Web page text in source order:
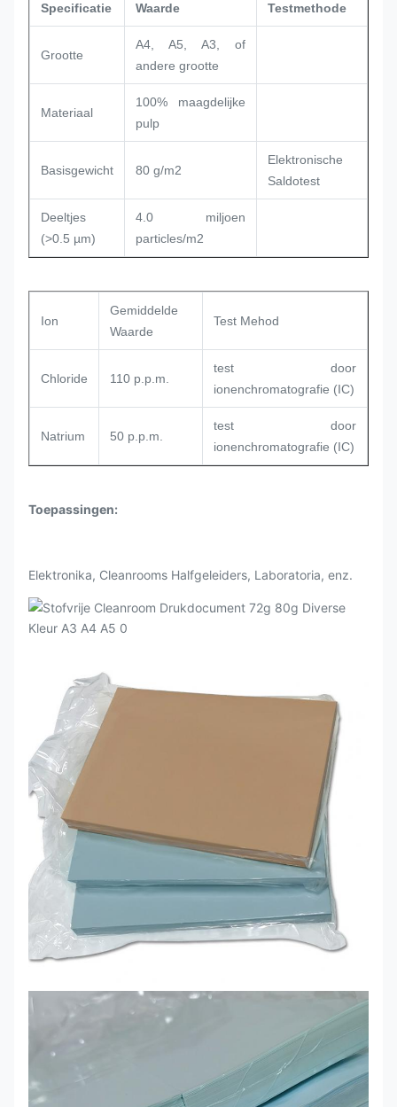
Specificatie Waarde Testmethode
Grootte
A4, A5, A3, of
andere grootte
Materiaal
100% maagdelijke
pulp
Basisgewicht 80 g/m2
Elektronische
Saldotest
Deeltjes
(>0.5 µm)
4.0 miljoen
particles/m2
Ion
Gemiddelde
Waarde
Test Mehod
Chloride 110 p.p.m.
test door
ionenchromatografie (IC)
Natrium 50 p.p.m.
test door
ionenchromatografie (IC)
Toepassingen:
Elektronika, Cleanrooms Halfgeleiders, Laboratoria, enz.